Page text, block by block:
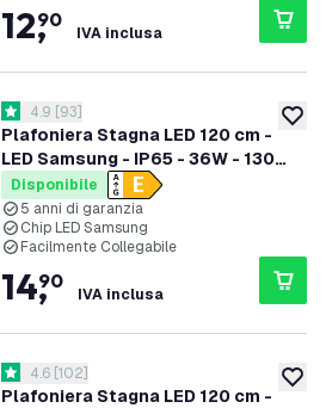
12,
90
IVA inclusa
Plafoniera Stagna LED 120 cm -
LED Samsung - IP65 - 36W - 130
lm/W - 4000K - Collegabile -
garanzia 5 anni
apri il cassetto delle recensioni
4.9 stelle di valutazione
4.9 [93]
Disponibile
5 anni di garanzia
Chip LED Samsung
Facilmente Collegabile
14,
90
IVA inclusa
Plafoniera Stagna LED 120 cm -
apri il cassetto delle recensioni
4.6 stelle di valutazione
4.6 [102]